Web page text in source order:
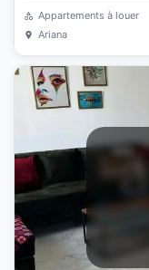
Appartements à louer
Ariana